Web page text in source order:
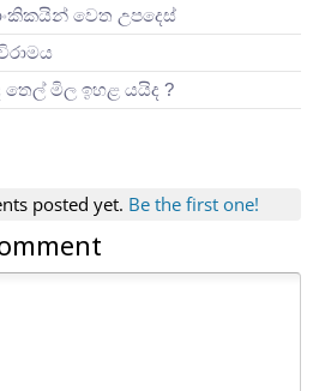
වෙත උපදෙස්
තෙල් මිල ඉහළ යයිද ?
posted yet. Be the first one!